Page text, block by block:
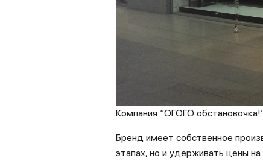
Компания “ОГОГО
Бренд имеет собственное
этапах, но и удерживать цены